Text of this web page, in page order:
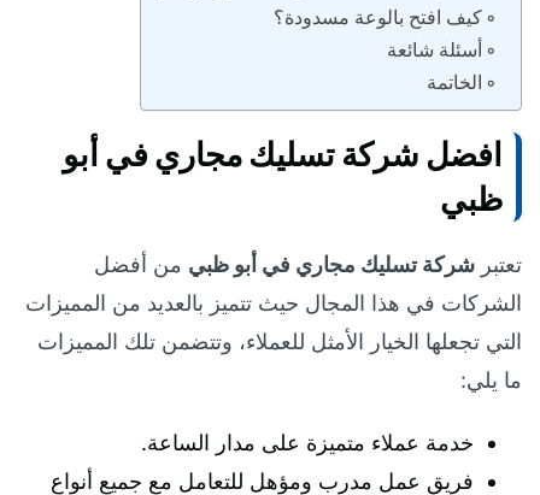
كيف افتح بالوعة مسدودة؟
أسئلة شائعة
الخاتمة
افضل شركة تسليك مجاري في أبو
ظبي
تعتبر شركة تسليك مجاري في أبو ظبي من أفضل
الشركات في هذا المجال حيث تتميز بالعديد من المميزات
التي تجعلها الخيار الأمثل للعملاء، وتتضمن تلك المميزات
ما يلي:
خدمة عملاء متميزة على مدار الساعة.
فريق عمل مدرب ومؤهل للتعامل مع جميع أنواع